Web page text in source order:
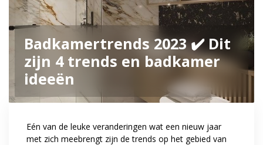
Badkamertrends 2023 ✔️ Dit
zijn 4 trends en badkamer
ideeën
Eén van de leuke veranderingen wat een nieuw jaar
met zich meebrengt zijn de trends op het gebied van